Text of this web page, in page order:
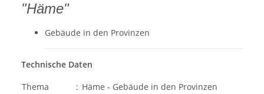
"Häme"
Gebäude in den Provinzen
Technische Daten
Thema
: Häme - Gebäude in den Provinzen